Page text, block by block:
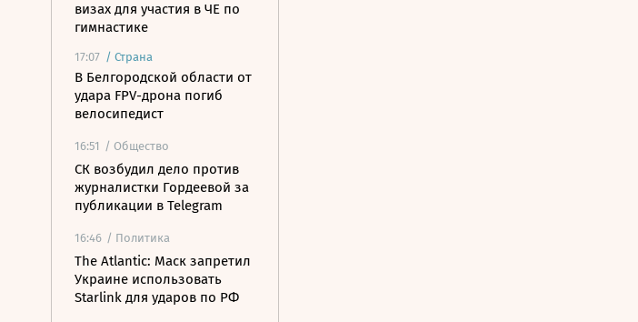
визах для участия в ЧЕ по
гимнастике
17:07 / Страна
В Белгородской области от
удара FPV-дрона погиб
велосипедист
16:51 / Общество
СК возбудил дело против
журналистки Гордеевой за
публикации в Telegram
16:46 / Политика
The Atlantic: Маск запретил
Украине использовать
Starlink для ударов по РФ